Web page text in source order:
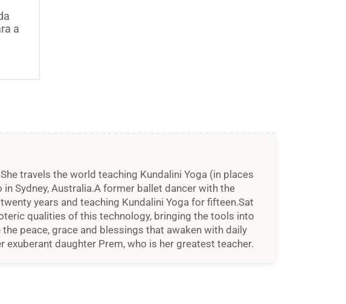
a
travels the world teaching Kundalini Yoga (in places
Sydney, Australia.A former ballet dancer with the
years and teaching Kundalini Yoga for fifteen.Sat
qualities of this technology, bringing the tools into
peace, grace and blessings that awaken with daily
daughter Prem, who is her greatest teacher.